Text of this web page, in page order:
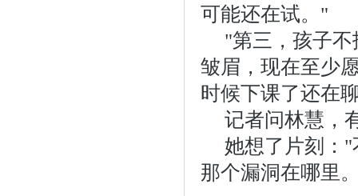
可能还在试。"
"第三，孩子
皱眉，现在至少
时候下课了还在
记者问林慧，
她想了片刻："
那个漏洞在哪里